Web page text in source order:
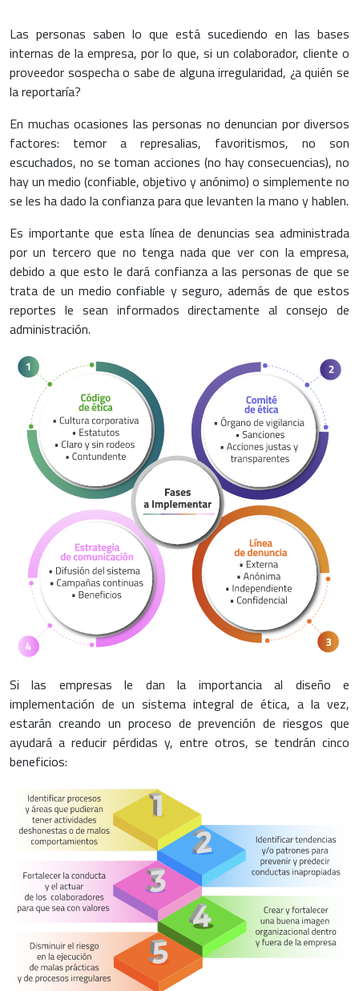
Las personas saben lo que está sucediendo en las bases
internas de la empresa, por lo que, si un colaborador, cliente o
proveedor sospecha o sabe de alguna irregularidad, ¿a quién se
la reportaría?
En muchas ocasiones las personas no denuncian por diversos
factores: temor a represalias, favoritismos, no son
escuchados, no se toman acciones (no hay consecuencias), no
hay un medio (confiable, objetivo y anónimo) o simplemente no
se les ha dado la confianza para que levanten la mano y hablen.
Es importante que esta línea de denuncias sea administrada
por un tercero que no tenga nada que ver con la empresa,
debido a que esto le dará confianza a las personas de que se
trata de un medio confiable y seguro, además de que estos
reportes le sean informados directamente al consejo de
administración.
Si las empresas le dan la importancia al diseño e
implementación de un sistema integral de ética, a la vez,
estarán creando un proceso de prevención de riesgos que
ayudará a reducir pérdidas y, entre otros, se tendrán cinco
beneficios: